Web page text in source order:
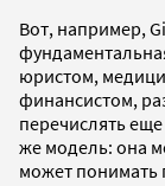
Вот, например,
юристом,
финансистом,
перечислять
же модель: она
может понимать